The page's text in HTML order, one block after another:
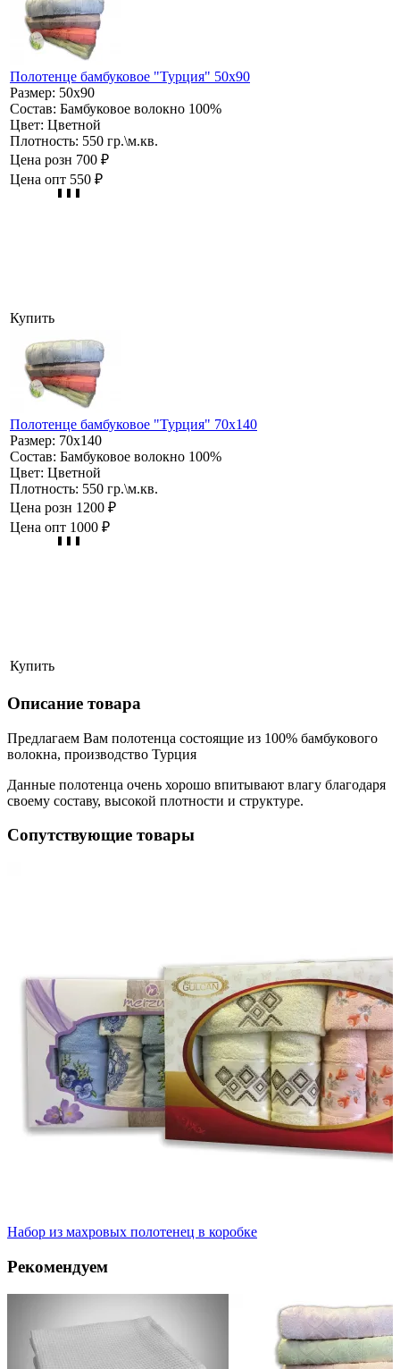
Полотенце бамбуковое "Турция" 50х90
Размер: 50х90
Состав: Бамбуковое волокно 100%
Цвет: Цветной
Плотность: 550 гр.\м.кв.
Цена розн 700 ₽
Цена опт 550 ₽
Купить
Полотенце бамбуковое "Турция" 70х140
Размер: 70х140
Состав: Бамбуковое волокно 100%
Цвет: Цветной
Плотность: 550 гр.\м.кв.
Цена розн 1200 ₽
Цена опт 1000 ₽
Купить
Описание товара
Предлагаем Вам полотенца состоящие из 100% бамбукового
волокна, производство Турция
Данные полотенца очень хорошо впитывают влагу благодаря
своему составу, высокой плотности и структуре.
Сопутствующие товары
Набор из махровых полотенец в коробке
Рекомендуем